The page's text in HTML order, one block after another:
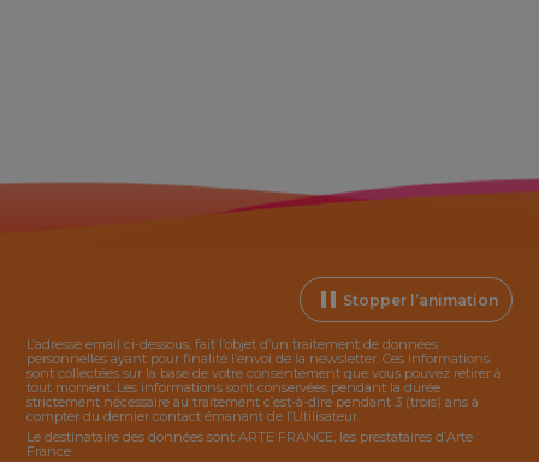
Stopper l’animation
L’adresse email ci-dessous, fait l’objet d’un traitement de données
personnelles ayant pour finalité l’envoi de la newsletter. Ces informations
sont collectées sur la base de votre consentement que vous pouvez retirer à
tout moment. Les informations sont conservées pendant la durée
strictement nécessaire au traitement c’est-à-dire pendant 3 (trois) ans à
compter du dernier contact émanant de l’Utilisateur.
Le destinataire des données sont ARTE FRANCE, les prestataires d’Arte
France.